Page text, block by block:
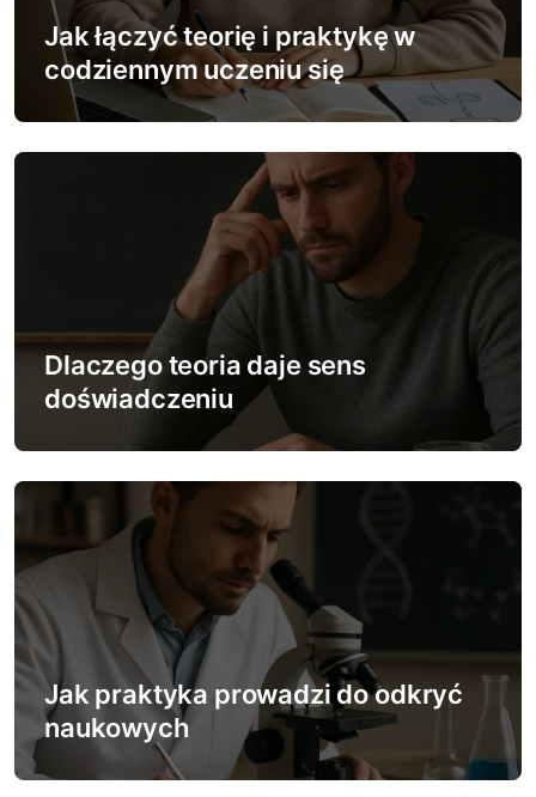
i
s
Jak łączyć teorię i praktykę w
codziennym uczeniu się
Dlaczego teoria daje sens
doświadczeniu
Jak praktyka prowadzi do odkryć
naukowych